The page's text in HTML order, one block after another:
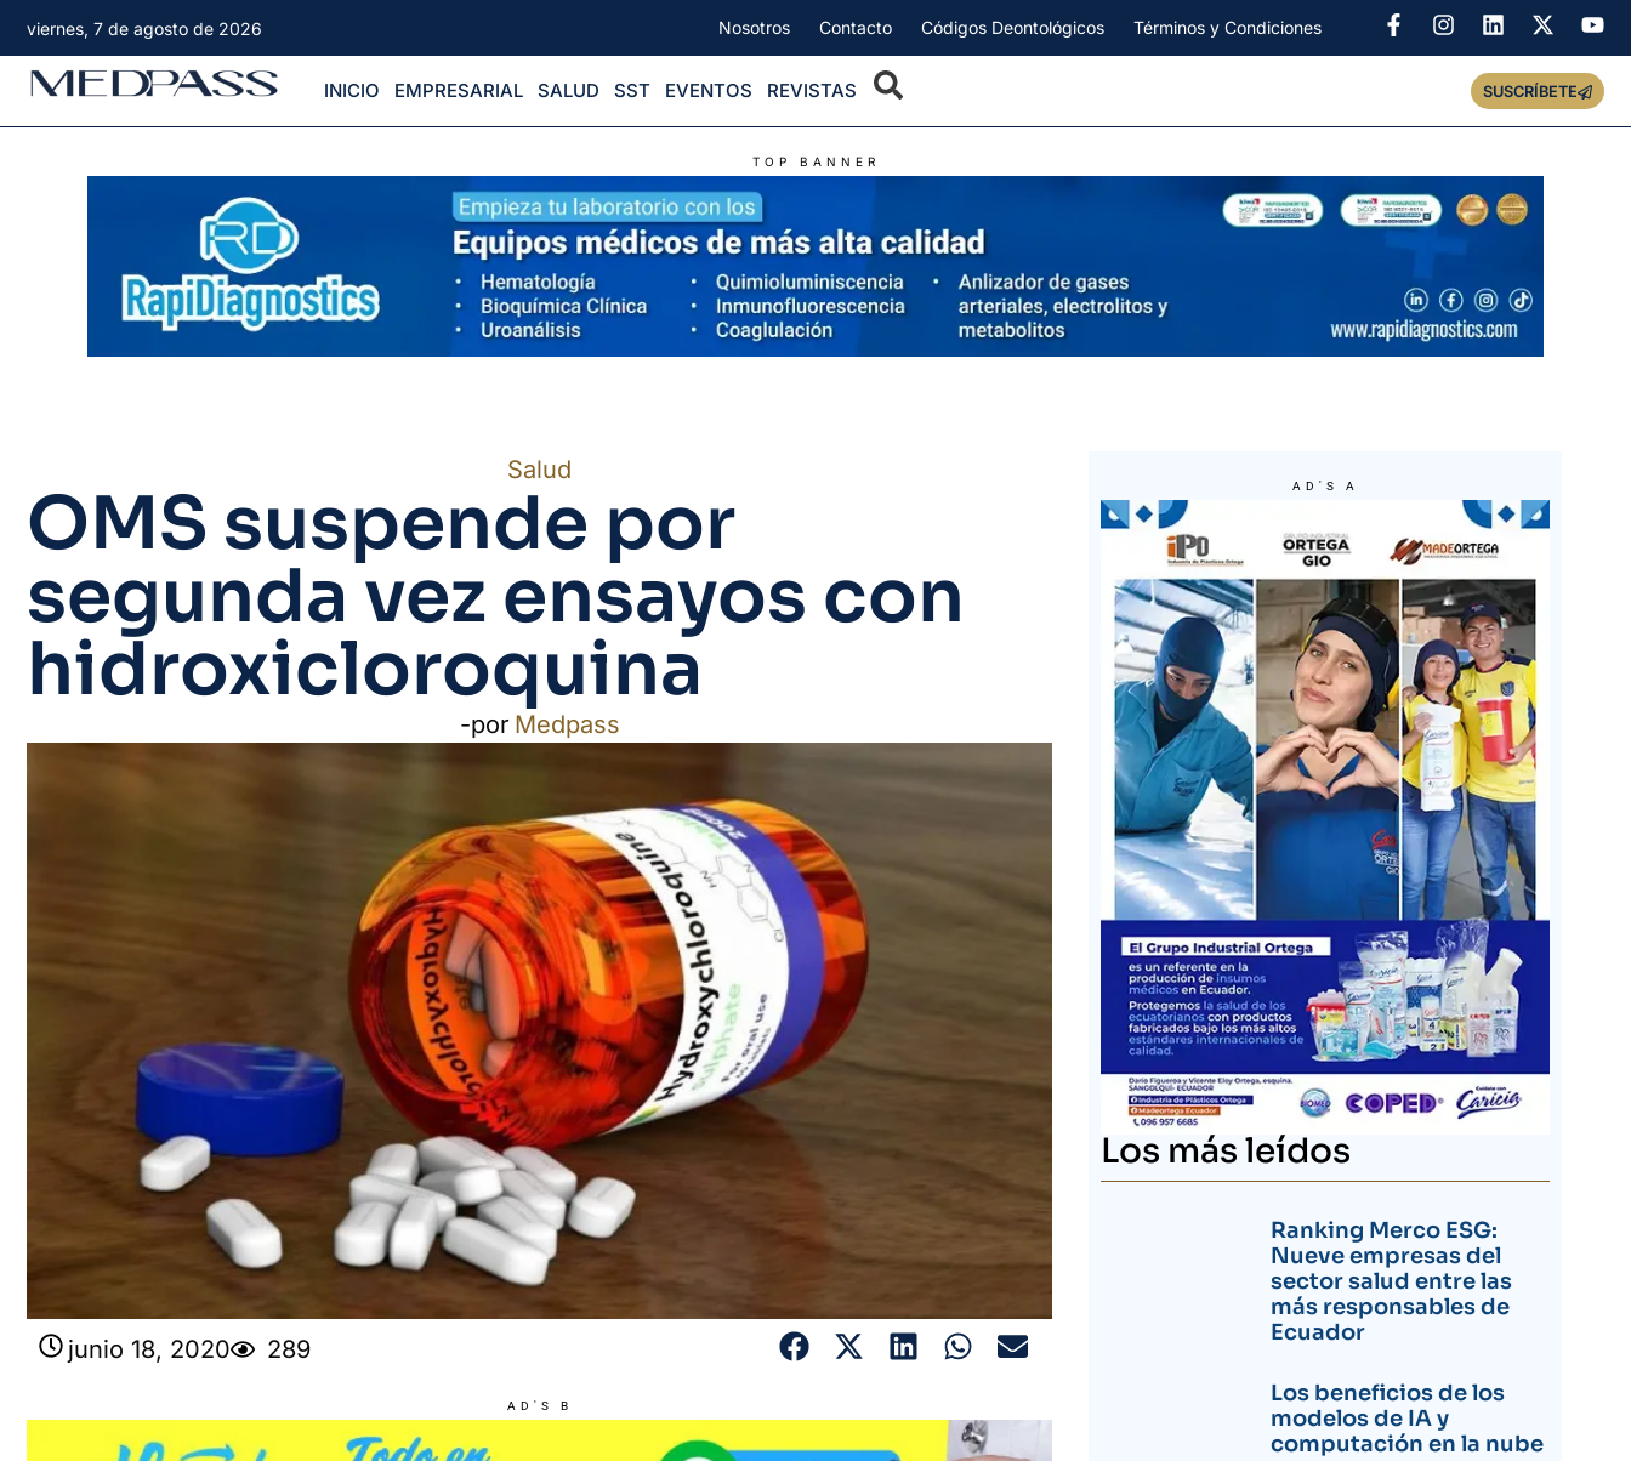
viernes, 7 de agosto de 2026 Nosotros Contacto Códigos Deontológicos Términos y Condiciones
INICIO EMPRESARIAL SALUD SST EVENTOS REVISTAS SUSCRÍBETE
TOP BANNER
Salud
OMS suspende por
segunda vez ensayos con
hidroxicloroquina
-por Medpass
junio 18, 2020 289
AD'S B
AD'S A
Los más leídos
Ranking Merco ESG:
Nueve empresas del
sector salud entre las
más responsables de
Ecuador
Los beneficios de los
modelos de IA y
computación en la nube